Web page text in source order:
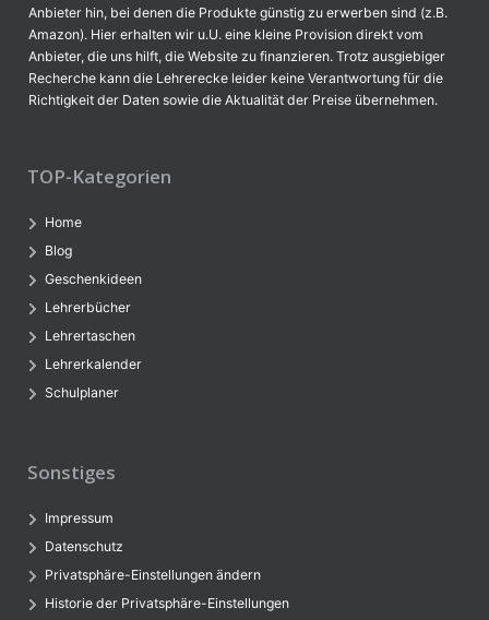
Anbieter hin, bei denen die Produkte günstig zu erwerben sind (z.B.
Amazon). Hier erhalten wir u.U. eine kleine Provision direkt vom
Anbieter, die uns hilft, die Website zu finanzieren. Trotz ausgiebiger
Recherche kann die Lehrerecke leider keine Verantwortung für die
Richtigkeit der Daten sowie die Aktualität der Preise übernehmen.
TOP-Kategorien
Home
Blog
Geschenkideen
Lehrerbücher
Lehrertaschen
Lehrerkalender
Schulplaner
Sonstiges
Impressum
Datenschutz
Privatsphäre-Einstellungen ändern
Historie der Privatsphäre-Einstellungen